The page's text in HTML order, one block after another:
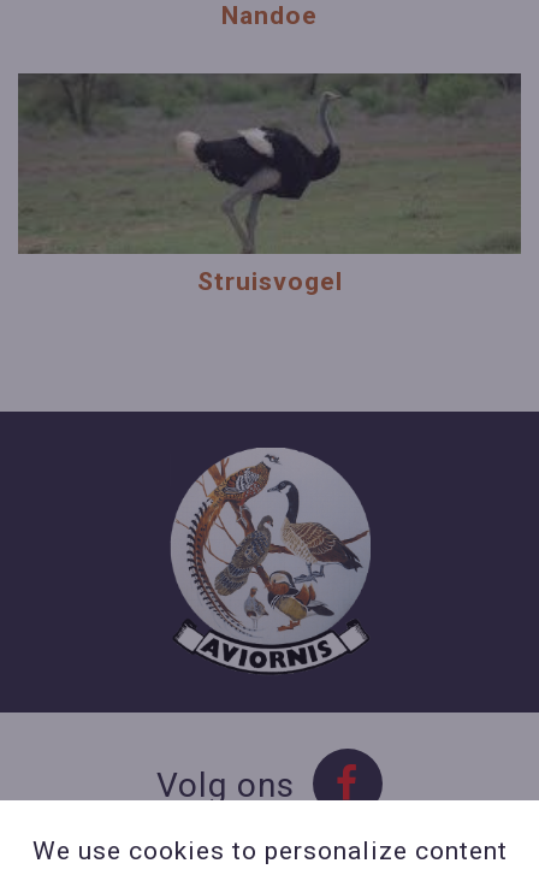
Nandoe
Struisvogel
Volg ons
We use cookies to personalize content